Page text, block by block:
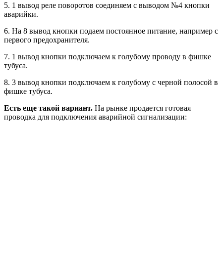
5. 1 вывод реле поворотов соединяем с выводом №4 кнопки
аварийки.
6. На 8 вывод кнопки подаем постоянное питание, например с
первого предохранителя.
7. 1 вывод кнопки подключаем к голубому проводу в фишке
тубуса.
8. 3 вывод кнопки подключаем к голубому с черной полосой в
фишке тубуса.
Есть еще такой вариант. На рынке продается готовая
проводка для подключения аварийной сигнализации: